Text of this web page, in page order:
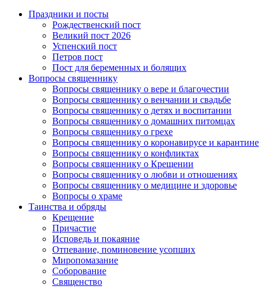
Праздники и посты
Рождественский пост
Великий пост 2026
Успенский пост
Петров пост
Пост для беременных и болящих
Вопросы священнику
Вопросы священнику о вере и благочестии
Вопросы священнику о венчании и свадьбе
Вопросы священнику о детях и воспитании
Вопросы священнику о домашних питомцах
Вопросы священнику о грехе
Вопросы священнику о коронавирусе и карантине
Вопросы священнику о конфликтах
Вопросы священнику о Крещении
Вопросы священнику о любви и отношениях
Вопросы священнику о медицине и здоровье
Вопросы о храме
Таинства и обряды
Крещение
Причастие
Исповедь и покаяние
Отпевание, поминовение усопших
Миропомазание
Соборование
Священство